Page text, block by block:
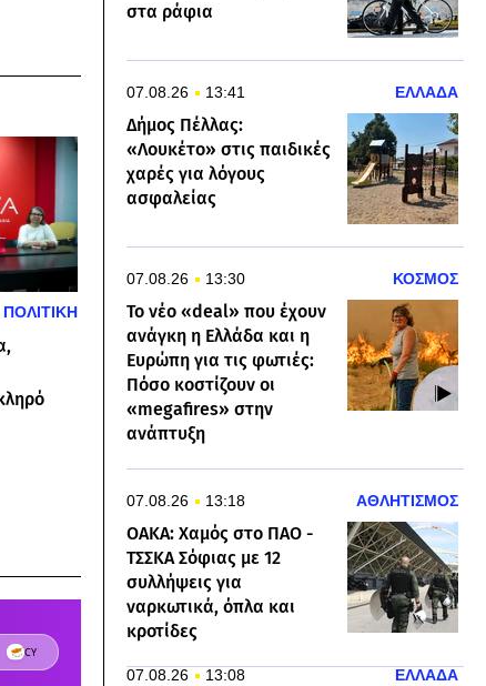
ΠΟΛΙΤΙΚΗ
στα ράφια
07.08.26 13:41 ΕΛΛΑΔΑ
Δήμος Πέλλας:
«Λουκέτο» στις παιδικές
χαρές για λόγους
ασφαλείας
07.08.26 13:30 ΚΟΣΜΟΣ
Το νέο «deal» που έχουν
ανάγκη η Ελλάδα και η
Ευρώπη για τις φωτιές:
Πόσο κοστίζουν οι
«megafires» στην
ανάπτυξη
07.08.26 13:18 ΑΘΛΗΤΙΣΜΟΣ
ΟΑΚΑ: Χαμός στο ΠΑΟ -
ΤΣΣΚΑ Σόφιας με 12
συλλήψεις για
ναρκωτικά, όπλα και
κροτίδες
07.08.26 13:08 ΕΛΛΑΔΑ